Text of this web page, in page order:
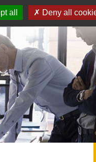
all Deny all